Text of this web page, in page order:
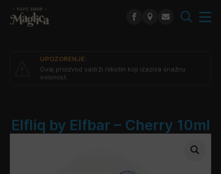
UPOZORENJE:
Ovaj proizvod sadrži nikotin koji izaziva snažnu
ovisnost.
Elfliq by Elfbar – Cherry 10ml